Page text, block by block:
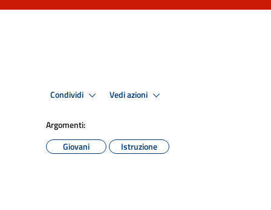
Condividi Vedi azioni
Argomenti:
Giovani
Istruzione